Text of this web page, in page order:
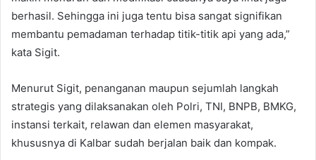
berhasil. Sehingga ini juga tentu bisa sangat signifikan
membantu pemadaman terhadap titik-titik api yang ada,”
kata Sigit.
Menurut Sigit, penanganan maupun sejumlah langkah
strategis yang dilaksanakan oleh Polri, TNI, BNPB, BMKG,
instansi terkait, relawan dan elemen masyarakat,
khususnya di Kalbar sudah berjalan baik dan kompak.